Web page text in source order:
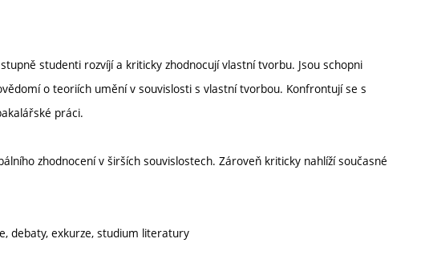
studenti rozvíjí a kriticky zhodnocují vlastní tvorbu. Jsou schopni
o teoriích umění v souvislosti s vlastní tvorbou. Konfrontují se s
práci.
zhodnocení v širších souvislostech. Zároveň kriticky nahlíží současné
debaty, exkurze, studium literatury